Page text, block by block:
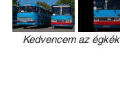
Kedvencem az